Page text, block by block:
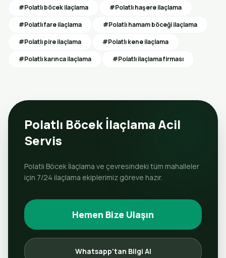
#Polatlı böcek ilaçlama
#Polatlı haşere ilaçlama
#Polatlı fare ilaçlama
#Polatlı hamam böceği ilaçlama
#Polatlı pire ilaçlama
#Polatlı kene ilaçlama
#Polatlı karınca ilaçlama
#Polatlı ilaçlama firması
Polatlı Böcek İlaçlama Acil
Servis
Polatlı Böcek İlaçlama ve çevresindeki tüm mahalleler
için 7/24 ilaçlama ekiplerimiz göreve hazır.
Hemen Bize Ulaşın
Whatsapp'tan Bilgi Al